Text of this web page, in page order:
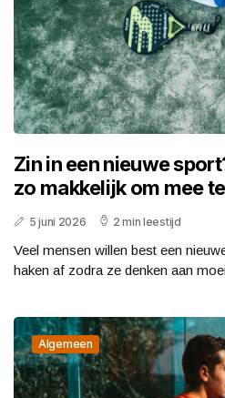
Zin in een nieuwe
zo makkelijk om mee
5 juni 2026 2 min leestijd
Veel mensen willen best een
haken af zodra ze denken aan
Algemeen